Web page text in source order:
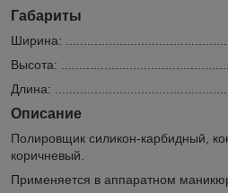
Габариты
Ширина:
Высота:
Длина:
Описание
Полировщик силикон-карбидный,
коричневый.
Применяется в аппаратном